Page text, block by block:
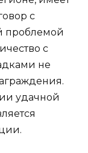
с
проблемой
с
не
удачной